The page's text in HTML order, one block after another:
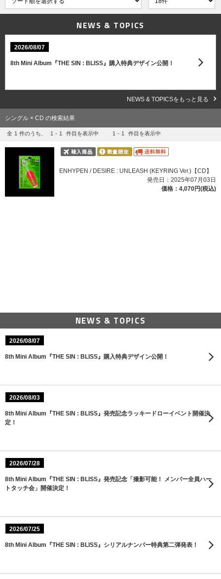
NEWS & TOPICS
2026/08/07
8th Mini Album『THE SIN : BLISS』購入特典デザイン公開！
NEWS & TOPICSをもっと見る
シングル × CD の検索結果
全 1 件のうち、 1 - 1 件目を表示中 1 - 1 件目を表示中
ENHYPEN / DESIRE : UNLEASH (KEYRING Ver.)【CD】
発売日：2025年07月03日
価格：4,070円(税込)
NEWS & TOPICS
2026/08/07
8th Mini Album『THE SIN : BLISS』購入特典デザイン公開！
2026/08/03
8th Mini Album『THE SIN : BLISS』発売記念ラッキードローイベント開催決
定！
2026/07/28
8th Mini Album『THE SIN : BLISS』発売記念「撮影可能！ メンバー全員ハー
トタッチ会」開催決定！
2026/07/25
8th Mini Album『THE SIN : BLISS』シリアルナンバー特典第二弾発表！